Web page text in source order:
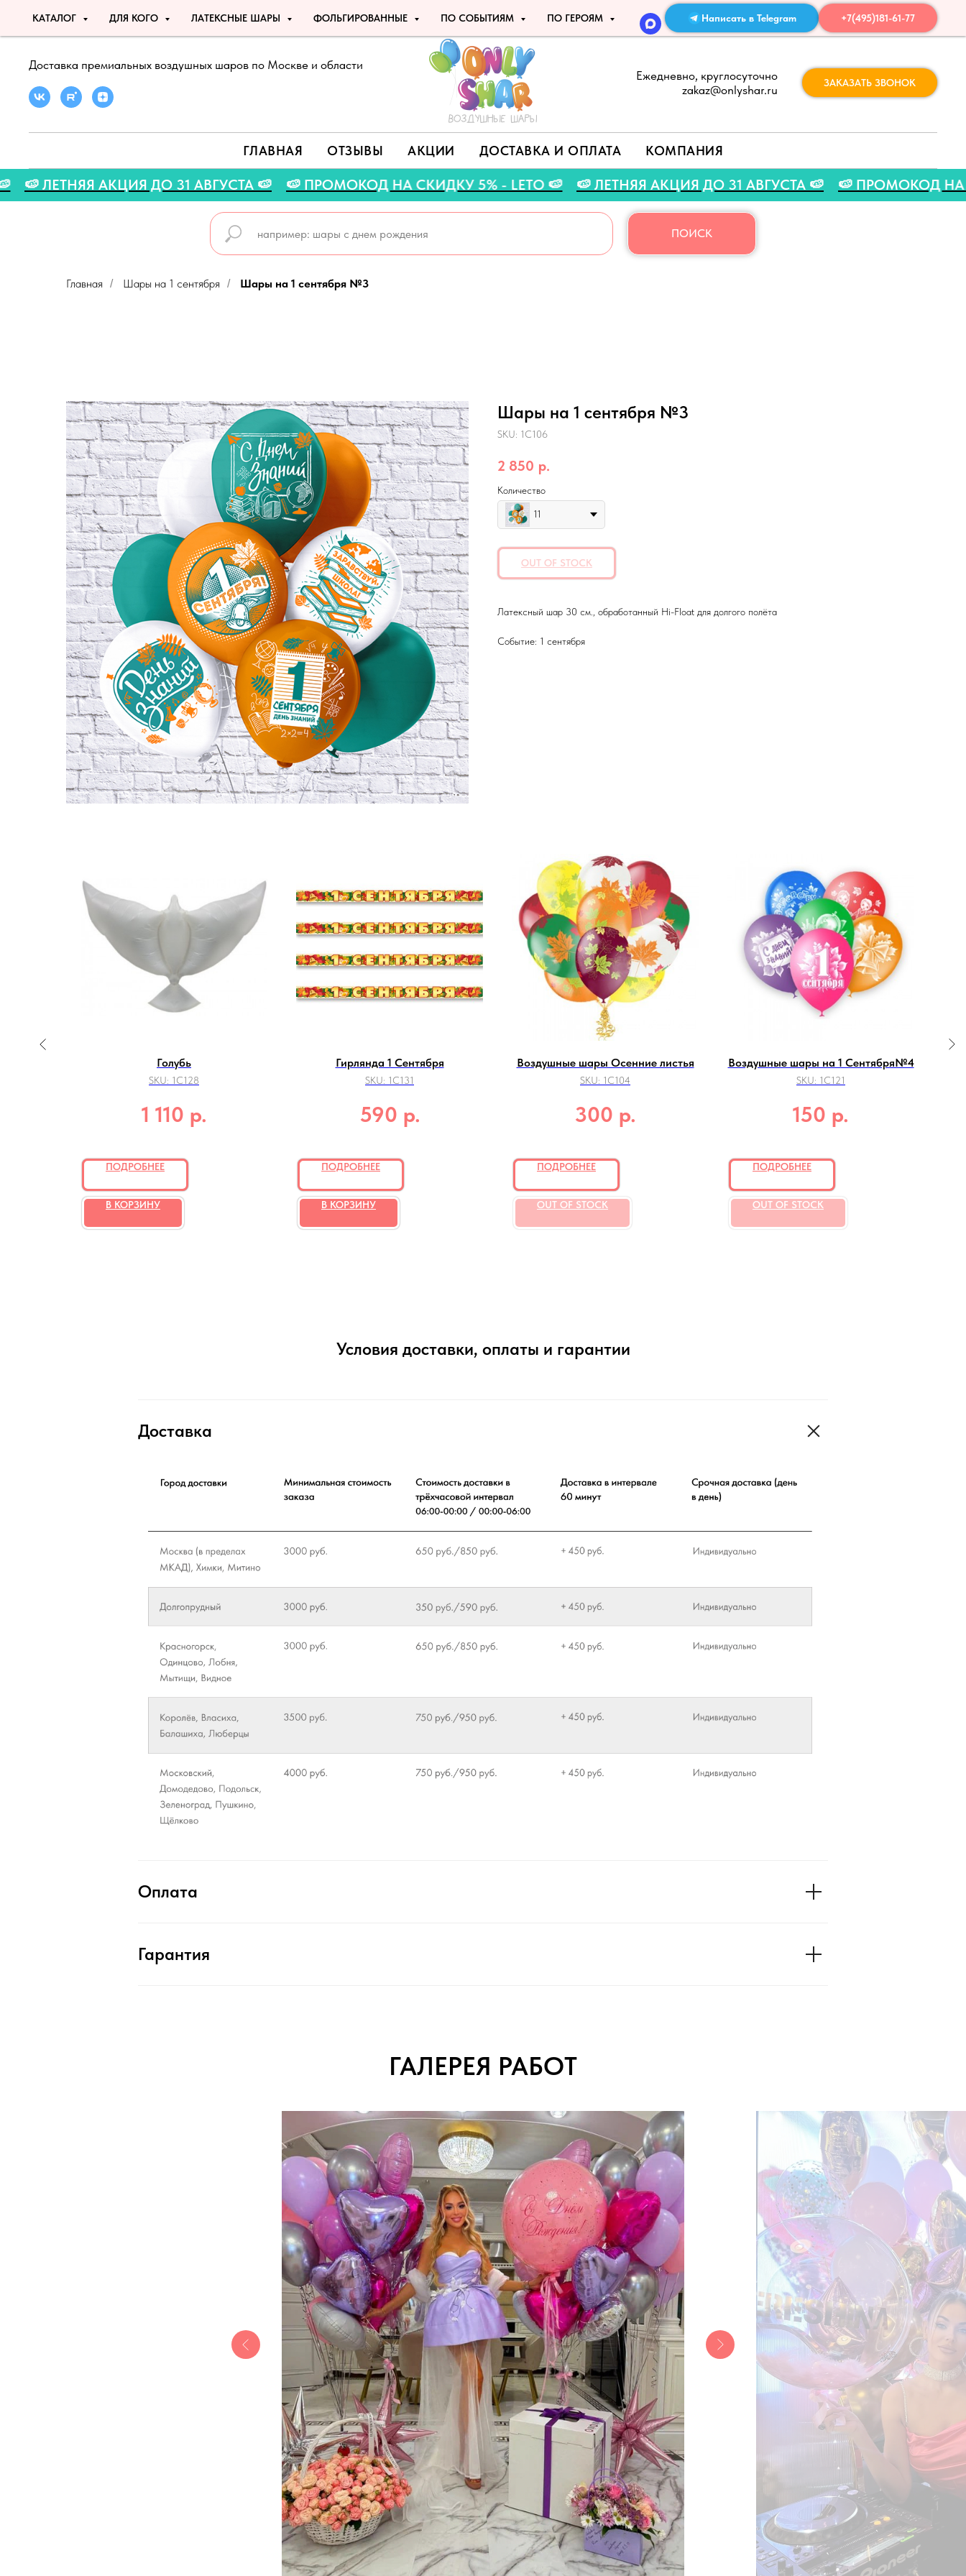
КАТАЛОГ ДЛЯ КОГО ЛАТЕКСНЫЕ ШАРЫ ФОЛЬГИРОВАННЫЕ ПО СОБЫТИЯМ ПО ГЕРОЯМ Написать в Telegram +7(495)181-61-77
Доставка премиальных воздушных шаров по Москве и области
Ежедневно, круглосуточно
zakaz@onlyshar.ru
ЗАКАЗАТЬ ЗВОНОК
ГЛАВНАЯ ОТЗЫВЫ АКЦИИ ДОСТАВКА И ОПЛАТА КОМПАНИЯ
🍉 🍉 ЛЕТНЯЯ АКЦИЯ ДО 31 АВГУСТА 🍉 🍉 ПРОМОКОД НА СКИДКУ 5% - LETO 🍉 🍉 ЛЕТНЯЯ АКЦИЯ ДО 31 АВГУСТА 🍉 🍉
ПОИСК
Главная / Шары на 1 сентября / Шары на 1 сентября №3
Шары на 1 сентября №3
SKU: 1C106
2 850 р.
Количество
11
OUT OF STOCK
Латексный шар 30 см., обработанный Hi-Float для долгого полёта
Событие: 1 сентября
Голубь
SKU: 1C128
1 110 р.
ПОДРОБНЕЕ
В КОРЗИНУ
Гирлянда 1 Сентября
SKU: 1C131
590 р.
ПОДРОБНЕЕ
В КОРЗИНУ
Воздушные шары Осенние листья
SKU: 1C104
300 р.
ПОДРОБНЕЕ
OUT OF STOCK
Воздушные шары на 1 Сентября№4
SKU: 1C121
150 р.
ПОДРОБНЕЕ
OUT OF STOCK
Условия доставки, оплаты и гарантии
Доставка
Оплата
Гарантия
ГАЛЕРЕЯ РАБОТ